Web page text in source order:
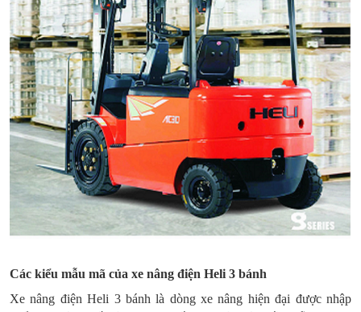
Các kiểu mẫu mã của xe nâng điện Heli 3 bánh
Xe nâng điện Heli 3 bánh là dòng xe nâng hiện đại được nhập